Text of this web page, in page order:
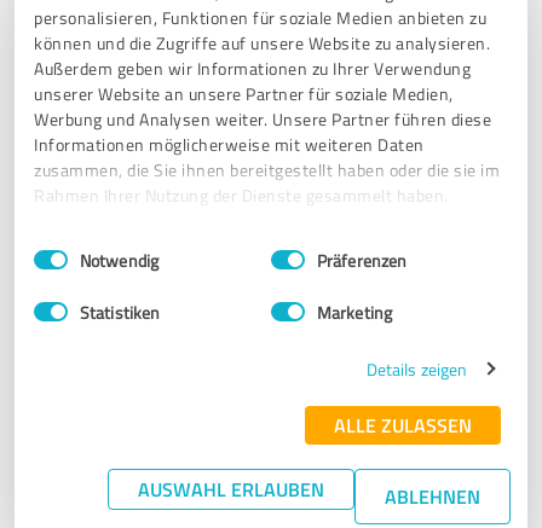
personalisieren, Funktionen für soziale Medien anbieten zu
können und die Zugriffe auf unsere Website zu analysieren.
Außerdem geben wir Informationen zu Ihrer Verwendung
unserer Website an unsere Partner für soziale Medien,
Werbung und Analysen weiter. Unsere Partner führen diese
Informationen möglicherweise mit weiteren Daten
zusammen, die Sie ihnen bereitgestellt haben oder die sie im
Rahmen Ihrer Nutzung der Dienste gesammelt haben.
Impressum Datenschutzbestimmungen
Einwilligungsauswahl
Notwendig Präferenzen
Statistiken Marketing
Details zeigen
ALLE ZULASSEN
AUSWAHL ERLAUBEN ABLEHNEN
SEHR GUT Empfehlung
Ich habe vor genau acht Monaten von der mpu-zentrale
erfahren, über meinen Berater habe dann das Video Paket
gewählt in der Premium Variante, konnte dadurch ganz in
Ruhe in mich gehen und reflektieren und erfahren was ich
falsch gemacht habe wie ich es ändern kann wie ich es
viele anderer Meinungen.
MPU-Vorbereitung der vMPU-Zentrale e. K.
Kommentar von vMPU-Zentrale e.K.: